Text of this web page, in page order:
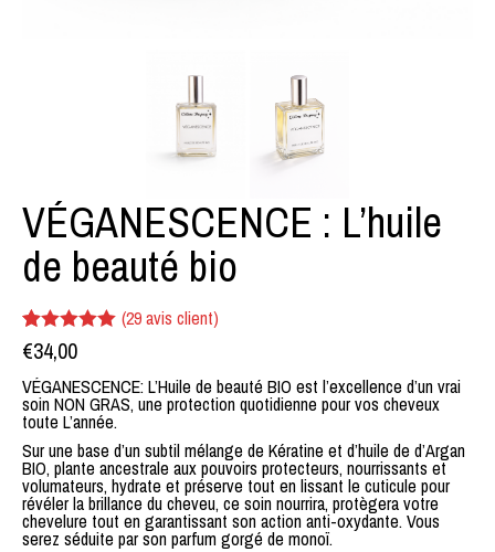
VÉGANESCENCE : L’huile
de beauté bio
Noté4.93
sur 5 basé
sur
29
notations
client
(29avis client)
€34,00
VÉGANESCENCE: L’Huile de beauté BIO est l’excellence d’un vrai
soin NON GRAS, une protection quotidienne pour vos cheveux
toute L’année.
Sur une base d’un subtil mélange de Kératine et d’huile de d’Argan
BIO, plante ancestrale aux pouvoirs protecteurs, nourrissants et
volumateurs, hydrate et préserve tout en lissant le cuticule pour
révéler la brillance du cheveu, ce soin nourrira, protègera votre
chevelure tout en garantissant son action anti-oxydante. Vous
serez séduite par son parfum gorgé de monoï.